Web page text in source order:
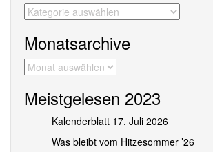
Kategorien
Monatsarchive
Monatsarchive
Meistgelesen 2023
Kalenderblatt 17. Juli 2026
Was bleibt vom Hitzesommer ’26